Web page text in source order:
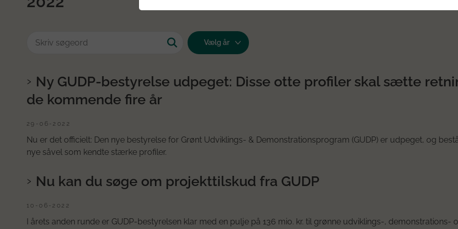
Ny GUDP-bestyrelse udpeget: Disse otte profiler skal sætte
de kommende fire år
29-06-2022
Nu er det officielt: Den nye bestyrelse for Grønt Udviklings- & Demonstrationsprogram (GUDP) er udpeget, og
nye såvel som kendte stærke profiler.
Nu kan du søge om projekttilskud fra GUDP
10-06-2022
I årets anden runde er GUDP-bestyrelsen klar med en pulje på 136 mio. kr. til grønne udviklings-, demonstrations-